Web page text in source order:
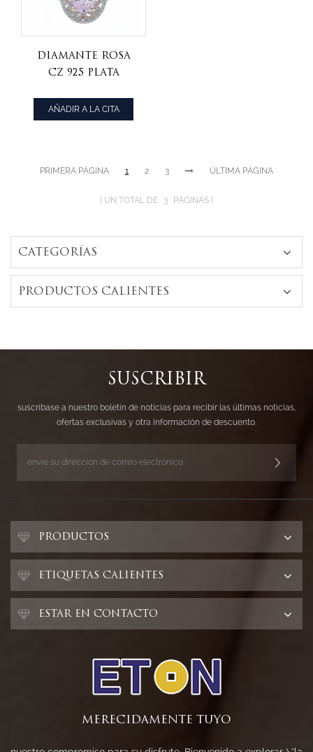
diamante rosa
cz 925 plata
medallón
colgante de
AÑADIR A LA CITA
PRIMERA PÁGINA 1 2 3 ÚLTIMA PÁGINA
UN TOTAL DE 3 PÁGINAS
CATEGORÍAS
PRODUCTOS CALIENTES
SUSCRIBIR
suscríbase a nuestro boletín de noticias para recibir las últimas noticias,
ofertas exclusivas y otra información de descuento.
PRODUCTOS
ETIQUETAS CALIENTES
ESTAR EN CONTACTO
MERECIDAMENTE TUYO